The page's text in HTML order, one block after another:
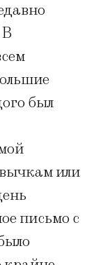
В
был
или
письмо с